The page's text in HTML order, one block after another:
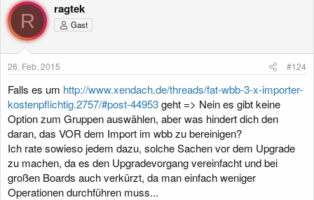
R
ragtek
Gast
26. Feb. 2015 #124
Falls es um http://www.xendach.de/threads/fat-wbb-3-x-importer-
kostenpflichtig.2757/#post-44953geht => Nein es gibt keine
Option zum Gruppen auswählen, aber was hindert dich den
daran, das VOR dem Import im wbb zu bereinigen?
Ich rate sowieso jedem dazu, solche Sachen vor dem Upgrade
zu machen, da es den Upgradevorgang vereinfacht und bei
großen Boards auch verkürzt, da man einfach weniger
Operationen durchführen muss...